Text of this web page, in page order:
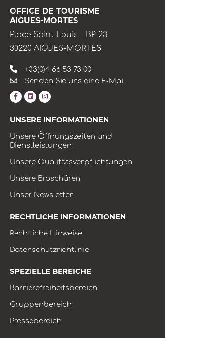
OFFICE DE TOURISME
AIGUES-MORTES
Place Saint Louis - BP 23
30220 AIGUES-MORTES
+33(0)4 66 53 73 00
Senden Sie uns eine E-Mail
UNSERE INFORMATIONEN
Unsere Öffnungszeiten und
Dienstleistungen
Unsere Qualitätsverpflichtungen
Unsere Broschüren
Unser Newsletter
RECHTLICHE INFORMATIONEN
Rechtliche Hinweise
Datenschutzrichtlinie
SPEZIELLE BEREICHE
Barrierefreiheitsbereich
Gruppenbereich
Pressebereich